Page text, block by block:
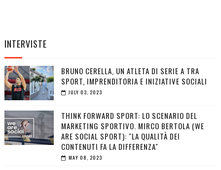
INTERVISTE
BRUNO CERELLA, UN ATLETA DI SERIE A TRA
SPORT, IMPRENDITORIA E INIZIATIVE SOCIALI
JULY 03, 2023
THINK FORWARD SPORT: LO SCENARIO DEL
MARKETING SPORTIVO. MIRCO BERTOLA (WE
ARE SOCIAL SPORT): "LA QUALITÀ DEI
CONTENUTI FA LA DIFFERENZA"
MAY 08, 2023